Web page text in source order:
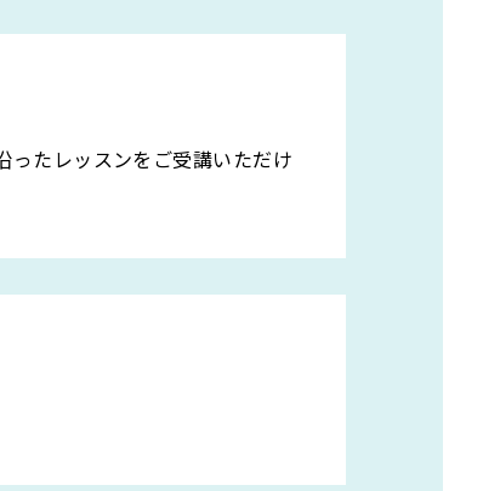
ったレッスンをご受講いただけ